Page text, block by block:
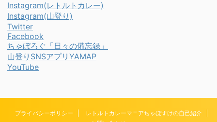
Instagram(レトルトカレー)
Instagram(山登り)
Twitter
Facebook
ちゃぼろぐ「日々の備忘録」
山登りSNSアプリYAMAP
YouTube
プライバシーポリシー
レトルトカレーマニアちゃぼすけの自己紹介